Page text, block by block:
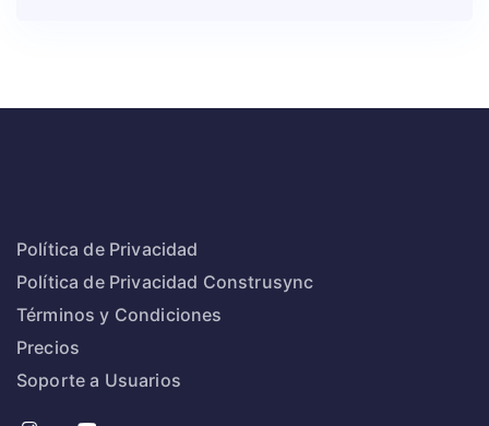
Política de Privacidad
Política de Privacidad Construsync
Términos y Condiciones
Precios
Soporte a Usuarios